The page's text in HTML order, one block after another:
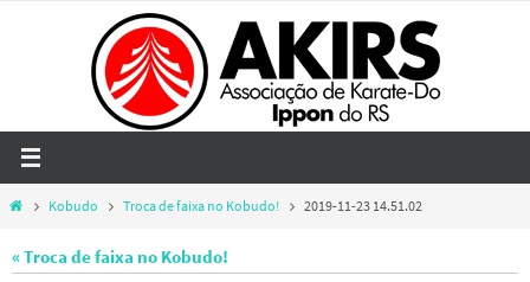
HomeKobudo Troca de faixa no Kobudo! 2019-11-23 14.51.02
« Troca de faixa no Kobudo!